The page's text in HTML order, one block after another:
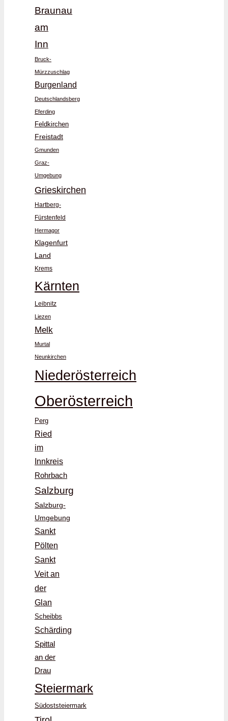
Braunau
am
Inn
Bruck-
Mürzzuschlag
Burgenland
Deutschlandsberg
Eferding
Feldkirchen
Freistadt
Gmunden
Graz-
Umgebung
Grieskirchen
Hartberg-
Fürstenfeld
Hermagor
Klagenfurt
Land
Krems
Kärnten
Leibnitz
Liezen
Melk
Murtal
Neunkirchen
Niederösterreich
Oberösterreich
Perg
Ried
im
Innkreis
Rohrbach
Salzburg
Salzburg-
Umgebung
Sankt
Pölten
Sankt
Veit an
der
Glan
Scheibbs
Schärding
Spittal
an der
Drau
Steiermark
Südoststeiermark